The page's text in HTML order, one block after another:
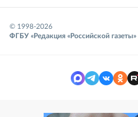
© 1998-2026
ФГБУ «Редакция «Российской газеты»